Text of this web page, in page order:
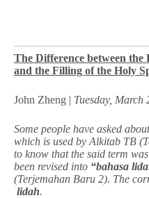
The Difference between
and the Filling of the Holy
John Zheng | Tuesday, March
Some people have asked
which is used by Alkitab TB
to know that the said term
been revised into “bahasa
(Terjemahan Baru 2). The
lidah.